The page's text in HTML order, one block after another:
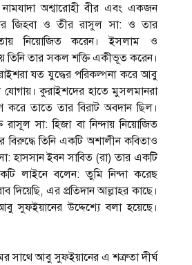
অশ্বারোহী বীর এবং একজন
জিহবা ও তীর রাসুল সা: ও তার
নিয়োজিত করেন। ইসলাম ও
তিনি তার সকল শক্তি একীভূত করেন।
যত যুদ্ধের পরিকল্পনা করে আবু
কুরাইশদের হাতে মুসলমানরা
তাতে তার বিরাট অবদান ছিল।
রাসূল সা: হিজা বা নিন্দায় নিয়োজিত
তিনি একটি অশালীন কবিতাও
হাসসান ইবন সাবিত (রা) তার একটি
লাইনে বলেন: তুমি নিন্দা করেছ
দিয়েছি, এর প্রতিদান আল্লাহর কাছে।
উদ্দেশ্যে বলা হয়েছে।
সাথে আবু সুফইয়ানের এ শত্রুতা দীর্ঘ